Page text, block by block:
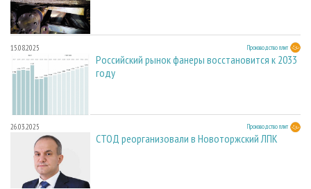
15.08.2025 Производство плит
Российский рынок фанеры восстановится к 2033
году
26.03.2025 Производство плит
СТОД реорганизовали в Новоторжский ЛПК